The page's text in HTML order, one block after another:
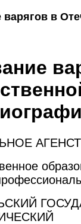
варягов в